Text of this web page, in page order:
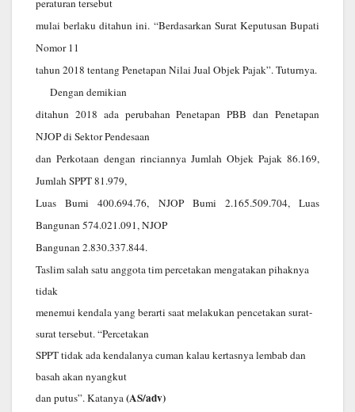
peraturan tersebut
mulai berlaku ditahun ini. “Berdasarkan Surat Keputusan Bupati
Nomor 11
tahun 2018 tentang Penetapan Nilai Jual Objek Pajak”. Tuturnya.
Dengan demikian
ditahun 2018 ada perubahan Penetapan PBB dan Penetapan
NJOP di Sektor Pendesaan
dan Perkotaan dengan rinciannya Jumlah Objek Pajak 86.169,
Jumlah SPPT 81.979,
Luas Bumi 400.694.76, NJOP Bumi 2.165.509.704, Luas
Bangunan 574.021.091, NJOP
Bangunan 2.830.337.844.
Taslim salah satu anggota tim percetakan mengatakan pihaknya
tidak
menemui kendala yang berarti saat melakukan pencetakan surat-
surat tersebut. “Percetakan
SPPT tidak ada kendalanya cuman kalau kertasnya lembab dan
basah akan nyangkut
dan putus”. Katanya(AS/adv)